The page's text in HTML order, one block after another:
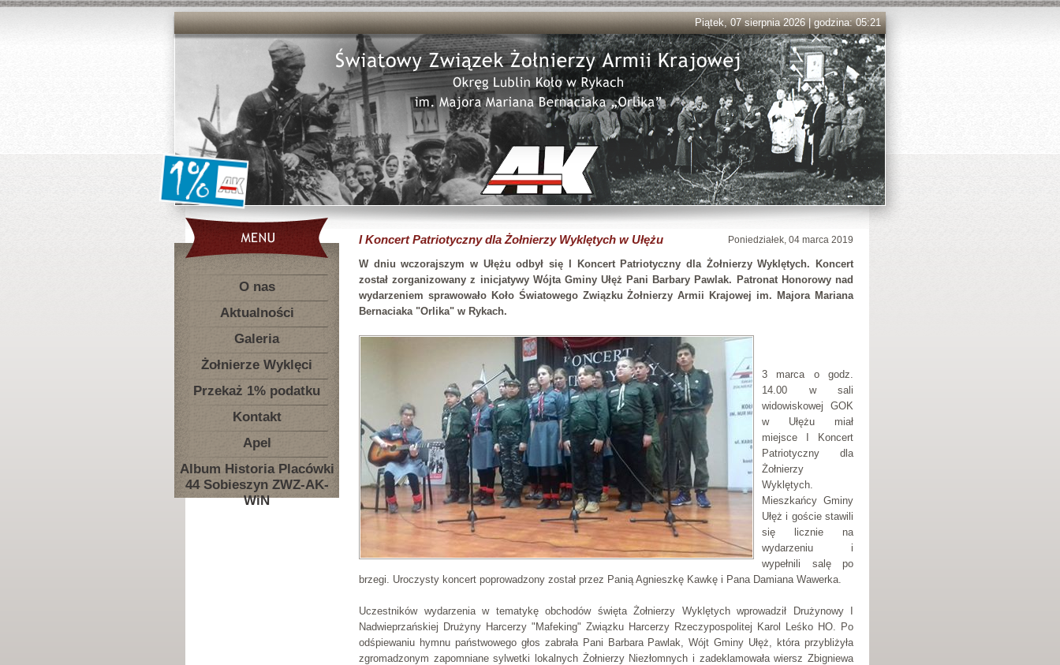
Piątek, 07 sierpnia 2026 | godzina: 05:21
O nas
Aktualności
Galeria
Żołnierze Wyklęci
Przekaż 1% podatku
Kontakt
Apel
Album Historia Placówki
44 Sobieszyn ZWZ-AK-
WiN
Poniedziałek, 04 marca 2019
I Koncert Patriotyczny dla Żołnierzy Wyklętych w Ułężu
W dniu wczorajszym w Ułężu odbył się I Koncert Patriotyczny dla Żołnierzy Wyklętych. Koncert
został zorganizowany z inicjatywy Wójta Gminy Ułęż Pani Barbary Pawlak. Patronat Honorowy nad
wydarzeniem sprawowało Koło Światowego Związku Żołnierzy Armii Krajowej im. Majora Mariana
Bernaciaka "Orlika" w Rykach.
3 marca o godz.
14.00 w sali
widowiskowej GOK
w Ułężu miał
miejsce I Koncert
Patriotyczny dla
Żołnierzy
Wyklętych.
Mieszkańcy Gminy
Ułęż i goście stawili
się licznie na
wydarzeniu i
wypełnili salę po
brzegi. Uroczysty koncert poprowadzony został przez Panią Agnieszkę Kawkę i Pana Damiana Wawerka.
Uczestników wydarzenia w tematykę obchodów święta Żołnierzy Wyklętych wprowadził Drużynowy I
Nadwieprzańskiej Drużyny Harcerzy "Mafeking" Związku Harcerzy Rzeczypospolitej Karol Leśko HO. Po
odśpiewaniu hymnu państwowego głos zabrała Pani Barbara Pawlak, Wójt Gminy Ułęż, która przybliżyła
zgromadzonym zapomniane sylwetki lokalnych Żołnierzy Niezłomnych i zadeklamowała wiersz Zbigniewa